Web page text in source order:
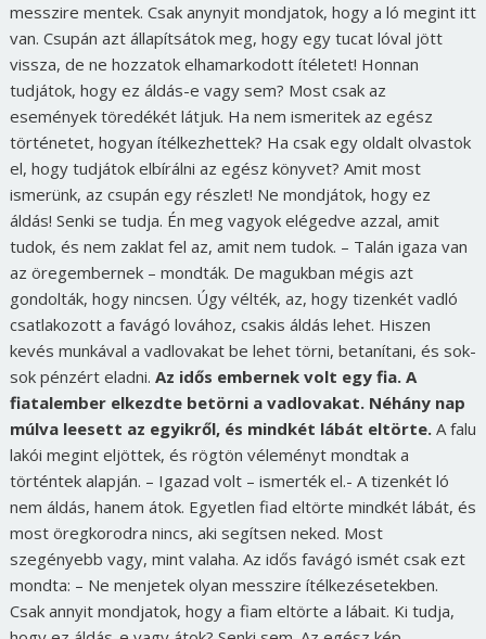
messzire mentek. Csak anynyit mondjatok, hogy a ló megint itt
van. Csupán azt állapítsátok meg, hogy egy tucat lóval jött
vissza, de ne hozzatok elhamarkodott ítéletet! Honnan
tudjátok, hogy ez áldás-e vagy sem? Most csak az
események töredékét látjuk. Ha nem ismeritek az egész
történetet, hogyan ítélkezhettek? Ha csak egy oldalt olvastok
el, hogy tudjátok elbírálni az egész könyvet? Amit most
ismerünk, az csupán egy részlet! Ne mondjátok, hogy ez
áldás! Senki se tudja. Én meg vagyok elégedve azzal, amit
tudok, és nem zaklat fel az, amit nem tudok. – Talán igaza van
az öregembernek – mondták. De magukban mégis azt
gondolták, hogy nincsen. Úgy vélték, az, hogy tizenkét vadló
csatlakozott a favágó lovához, csakis áldás lehet. Hiszen
kevés munkával a vadlovakat be lehet törni, betanítani, és sok-
sok pénzért eladni. Az idős embernek volt egy fia. A
fiatalember elkezdte betörni a vadlovakat. Néhány nap
múlva leesett az egyikről, és mindkét lábát eltörte.A falu
lakói megint eljöttek, és rögtön véleményt mondtak a
történtek alapján. – Igazad volt – ismerték el.- A tizenkét ló
nem áldás, hanem átok. Egyetlen fiad eltörte mindkét lábát, és
most öregkorodra nincs, aki segítsen neked. Most
szegényebb vagy, mint valaha. Az idős favágó ismét csak ezt
mondta: – Ne menjetek olyan messzire ítélkezésetekben.
Csak annyit mondjatok, hogy a fiam eltörte a lábait. Ki tudja,